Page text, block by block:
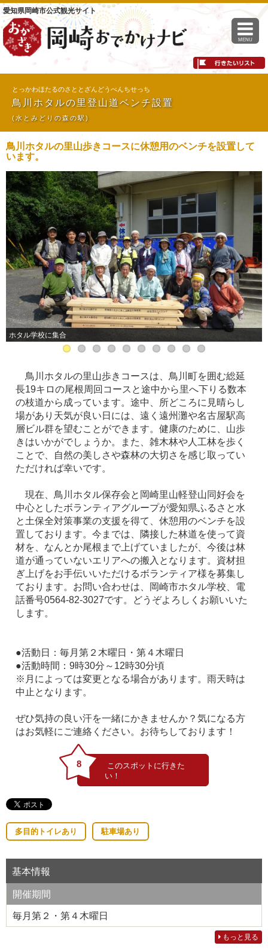
愛知県岡崎市公式観光サイト
MENU
とっかわほたるのさととざんどうべんちせっち
鳥川ホタルの里登山道ベンチ設置
(水とみどりの森の駅)
鳥川ホタルの里山歩きコースに休憩用のベンチを設置して
います。
ホタル学校に集合
鳥川ホタルの里山歩きコースは、鳥川町を囲む総延
長19キロの尾根周回コースと途中から里へ下りる数本
の枝道から成っています。途中、所どころに見晴らし
場があり天気が良い日には、遠く遠州灘や名古屋駅高
層ビル群を望むことができます。健康のために、山歩
きはいかがでしょうか。また、雑木林や人工林を歩く
ことで、自然の美しさや森林の大切さを感じ取ってい
ただければ幸いです。
現在、鳥川ホタル保存会と岡崎里山軽登山同好会を
中心としたボランティアグループが愛知県ふるさと水
と土保全対策事業の支援を得て、休憩用のベンチを設
置しております。今までは、隣接した林道を使って資
材を、なんとか尾根まで上げていましたが、今後は林
道が通っていないエリアへの搬入となります。資材担
ぎ上げをお手伝いいただけるボランティア様を募集し
ております。お問い合わせは、岡崎市ホタル学校、電
話番号0564-82-3027です。どうぞよろしくお願いいた
します。
●活動日：毎月第２木曜日・第４木曜日
●活動時間：9時30分～12時30分頃
※月によっては変更となる場合があります。雨天時は
中止となります。
ぜひ気持の良い汗を一緒にかきませんか？気になる方
はお気軽にご連絡ください。お待ちしております！
8
多目的トイレあり 駐車場あり
基本情報
開催期間
毎月第２・第４木曜日
もっと見る